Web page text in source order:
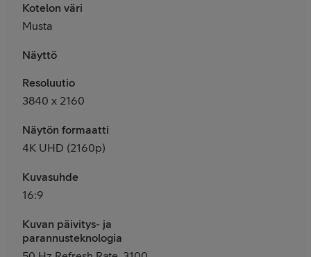
Kotelon väri
Musta
Näyttö
Resoluutio
3840 x 2160
Näytön formaatti
4K UHD (2160p)
Kuvasuhde
16:9
Kuvan päivitys- ja
parannusteknologia